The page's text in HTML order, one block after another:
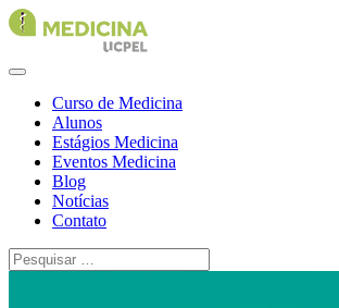
Curso de Medicina
Alunos
Estágios Medicina
Eventos Medicina
Blog
Notícias
Contato